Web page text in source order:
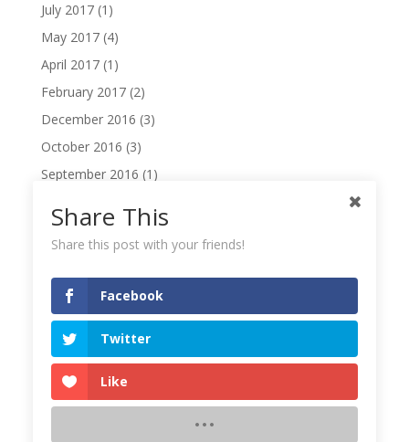
July 2017(1)
May 2017(4)
April 2017(1)
February 2017(2)
December 2016 (3)
October 2016 (3)
September 2016 (1)
February 2016
(1)
January 2016
December 2015
November 2015(1)
November 2014(1)
October 2014(1)
August 2014
Share This
Share this post with your friends!
Facebook
Twitter
Like